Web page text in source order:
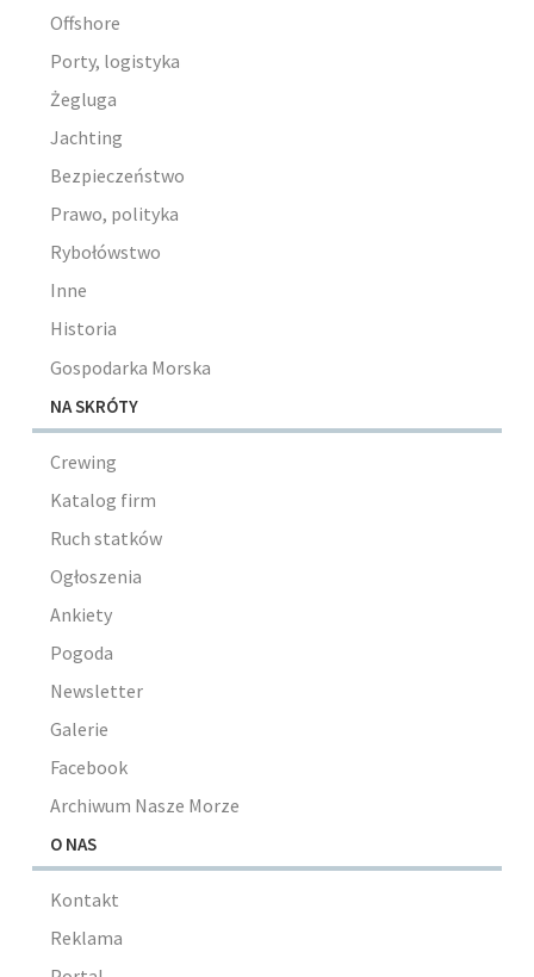
Offshore
Porty, logistyka
Żegluga
Jachting
Bezpieczeństwo
Prawo, polityka
Rybołówstwo
Inne
Historia
Gospodarka Morska
NA SKRÓTY
Crewing
Katalog firm
Ruch statków
Ogłoszenia
Ankiety
Pogoda
Newsletter
Galerie
Facebook
Archiwum Nasze Morze
O NAS
Kontakt
Reklama